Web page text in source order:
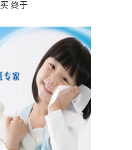
终于
机，小